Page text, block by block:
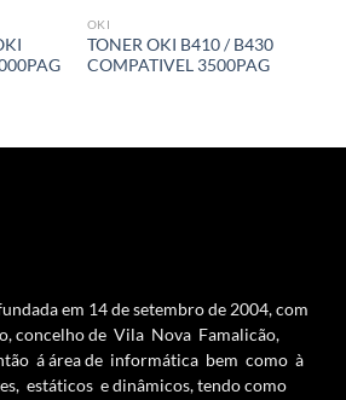
OKI
TONER OKI B410 / B430
COMPATIVEL 3500PAG
em 14 de setembro de 2004, com
concelho de Vila Nova Famalicão,
á área de informática bem como à
estáticos e dinâmicos, tendo como